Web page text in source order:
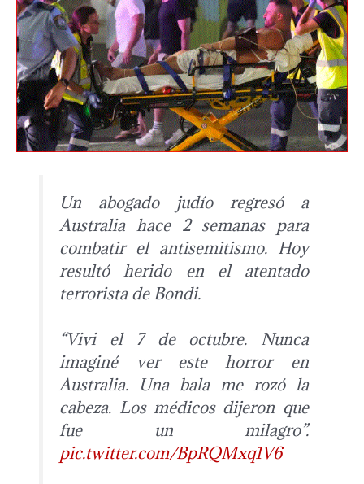
Un abogado judío regresó a
Australia hace 2 semanas para
combatir el antisemitismo. Hoy
resultó herido en el atentado
terrorista de Bondi.
“Vivi el 7 de octubre. Nunca
imaginé ver este horror en
Australia. Una bala me rozó la
cabeza. Los médicos dijeron que
fue un milagro”.
pic.twitter.com/BpRQMxq1V6